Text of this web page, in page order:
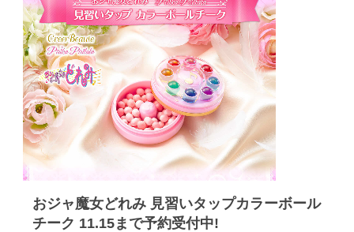
おジャ魔女どれみ 見習いタップカラーボール
チーク 11.15まで予約受付中!